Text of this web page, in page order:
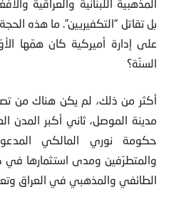
المذهبية اللبنانية والعراقية
بل تقاتل “التكفيريين”. ما هذه
على إدارة أميركية كان همّها
السنّة؟
أكثر من ذلك، لم يكن هناك من
مدينة الموصل، ثاني أكبر المدن
حكومة نوري المالكي
والمتطرّفين ومدى استثمارها في
الطائفي والمذهبي في العراق